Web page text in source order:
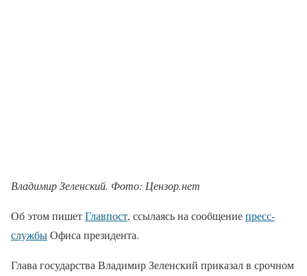
Владимир Зеленский. Фото: Цензор.нет
Об этом пишетГлавпост, ссылаясь на сообщениепресс-
службыОфиса президента.
Глава государства Владимир Зеленский приказал в срочном